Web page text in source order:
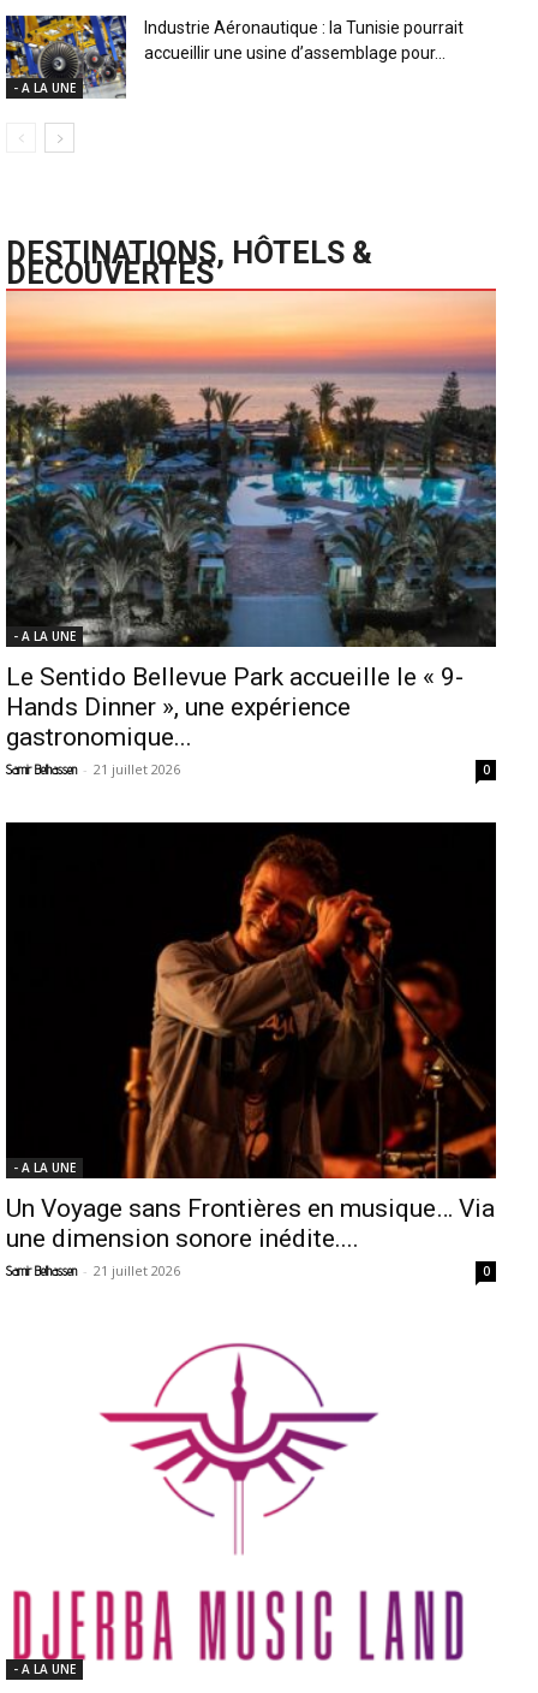
- A LA UNE
Industrie Aéronautique : la Tunisie pourrait
accueillir une usine d’assemblage pour...
DESTINATIONS, HÔTELS &
DECOUVERTES
- A LA UNE
Le Sentido Bellevue Park accueille le « 9-
Hands Dinner », une expérience
gastronomique...
Samir Belhassen - 21 juillet 2026 0
- A LA UNE
Un Voyage sans Frontières en musique… Via
une dimension sonore inédite....
Samir Belhassen - 21 juillet 2026 0
- A LA UNE